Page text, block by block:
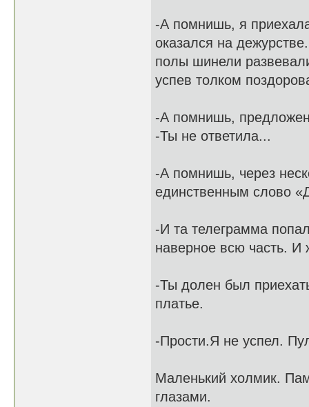
-А помнишь, я
оказался на
полы шинели
успев толком
-А помнишь,
-Ты не ответила...
-А помнишь, через
единственным слово
-И та телеграмма
наверное всю часть. И
-Ты долен был
платье.
-Прости.Я не успел.
Маленький холмик.
глазами.